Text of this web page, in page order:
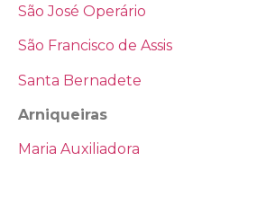
São José Operário
São Francisco de Assis
Santa Bernadete
Arniqueiras
Maria Auxiliadora